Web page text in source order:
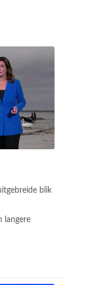
blik
langere